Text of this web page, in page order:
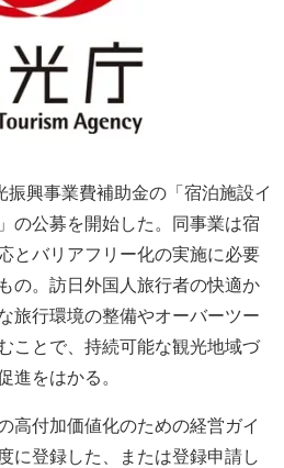
興事業費補助金の「宿泊施設イ
の公募を開始した。同事業は宿
とバリアフリー化の実施に必要
の。訪日外国人旅行者の快適か
旅行環境の整備やオーバーツー
ことで、持続可能な観光地域づ
進をはかる。
高付加価値化のための経営ガイ
に登録した、または登録申請し